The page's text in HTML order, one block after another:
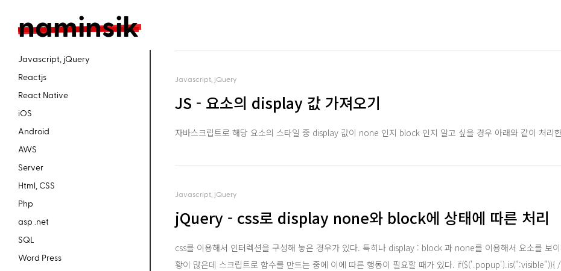
naminsik
Javascript, jQuery
Reactjs
React Native
iOS
Android
AWS
Server
Html, CSS
Php
asp .net
SQL
Word Press
Javascript, jQuery
JS - 요소의 display 값 가져오기
자바스크립트로 해당 요소의 스타일 중 display 값이 none 인지 block 인지 알고 싶을 경우 아래와 같이 처리
Javascript, jQuery
jQuery - css로 display none와 block에 상태에 따른 처리
css를 이용해서 인터렉션을 구성해 놓은 경우가 있다. 특히나 display : block 과 none를 이용해서 요소를 보
황이 많은데 스크립트로 함수를 만드는 중에 이에 따른 행동이 필요할 때가 있다.